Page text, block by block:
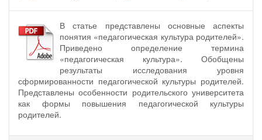
В статье представлены основные аспекты
понятия «педагогическая культура родителей».
Приведено определение термина
«педагогическая культура». Обобщены
результаты исследования уровня
сформированности педагогической культуры родителей.
Представлены особенности родительского университета
как формы повышения педагогической культуры
родителей.